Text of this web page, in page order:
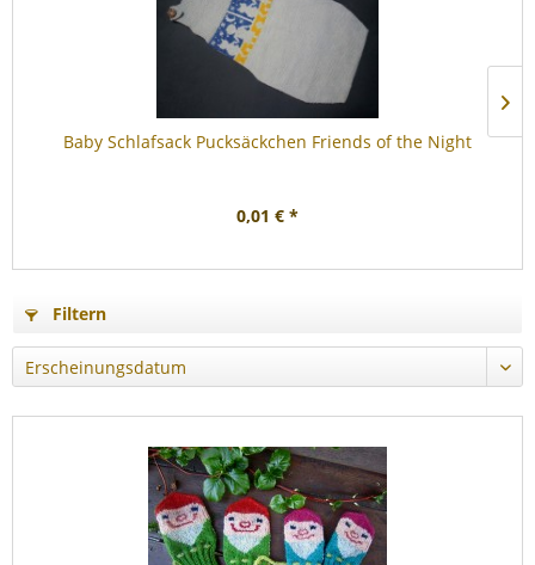
Baby Schlafsack Pucksäckchen Friends of the Night
0,01 € *
Filtern